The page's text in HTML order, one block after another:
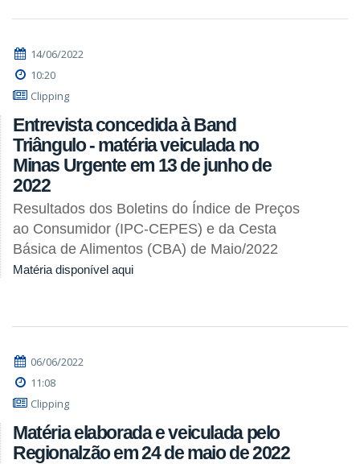
14/06/2022
10:20
Clipping
Entrevista concedida à Band
Triângulo - matéria veiculada no
Minas Urgente em 13 de junho de
2022
Resultados dos Boletins do Índice de Preços
ao Consumidor (IPC-CEPES) e da Cesta
Básica de Alimentos (CBA) de Maio/2022
Matéria disponível aqui
06/06/2022
11:08
Clipping
Matéria elaborada e veiculada pelo
Regionalzão em 24 de maio de 2022